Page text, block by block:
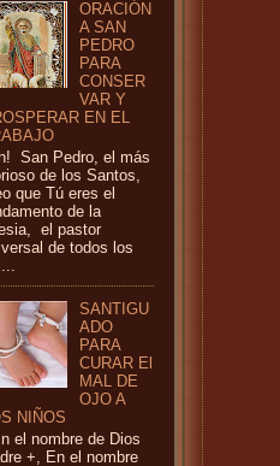
ORACIÓN
A SAN
PEDRO
PARA
CONSER
VAR Y
EN EL
San Pedro, el más
de los Santos,
que Tú eres el
de la
el pastor
de todos los
SANTIGU
ADO
PARA
CURAR El
MAL DE
OJO A
NIÑOS
el nombre de Dios
+, En el nombre